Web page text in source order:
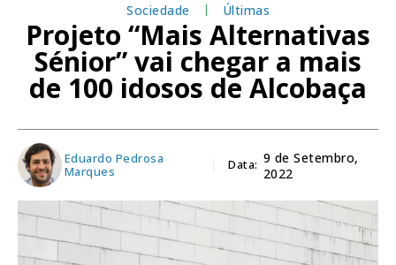
Sociedade Últimas
Projeto “Mais Alternativas
Sénior” vai chegar a mais
de 100 idosos de Alcobaça
Eduardo Pedrosa
Marques
Data: 9 de Setembro,
2022